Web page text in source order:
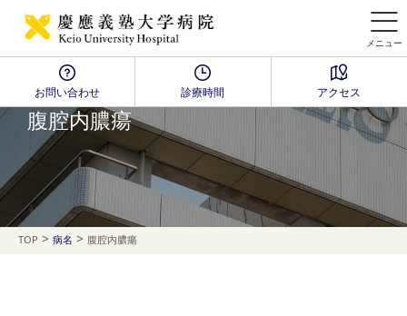
メニュー
お問い合わせ 診療時間 アクセス
Disease Name Search
腹腔内膿瘍
TOP > 病名 > 腹腔内膿瘍